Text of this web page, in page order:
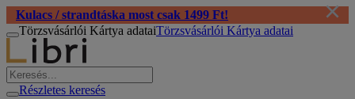
Kulacs / strandtáska most csak 1499 Ft!
Törzsvásárlói Kártya adataiTörzsvásárlói Kártya adatai
Részletes keresés
×